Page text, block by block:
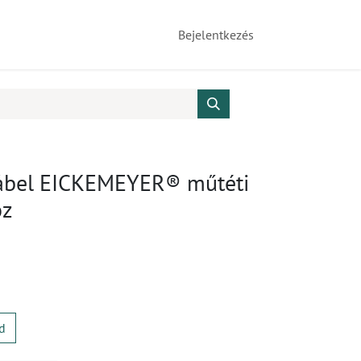
Bejelentkezés
EICKEMEYER® műtéti